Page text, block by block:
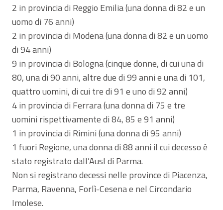
2 in provincia di Reggio Emilia (una donna di 82 e un
uomo di 76 anni)
2 in provincia di Modena (una donna di 82 e un uomo
di 94 anni)
9 in provincia di Bologna (cinque donne, di cui una di
80, una di 90 anni, altre due di 99 anni e una di 101,
quattro uomini, di cui tre di 91 e uno di 92 anni)
4 in provincia di Ferrara (una donna di 75 e tre
uomini rispettivamente di 84, 85 e 91 anni)
1 in provincia di Rimini (una donna di 95 anni)
1 fuori Regione, una donna di 88 anni il cui decesso è
stato registrato dall’Ausl di Parma.
Non si registrano decessi nelle province di Piacenza,
Parma, Ravenna, Forlì-Cesena e nel Circondario
Imolese.